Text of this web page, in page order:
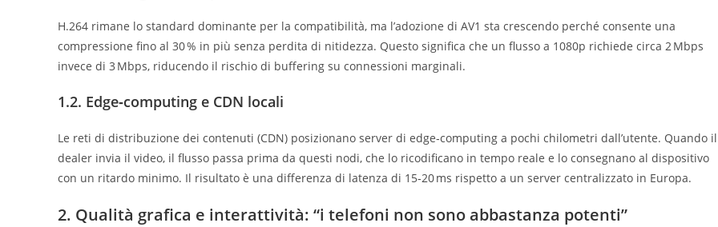
H.264 rimane lo standard dominante per la compatibilità, ma l’adozione di AV1 sta crescendo perché consente una
compressione fino al 30 % in più senza perdita di nitidezza. Questo significa che un flusso a 1080p richiede circa 2 Mbps
invece di 3 Mbps, riducendo il rischio di buffering su connessioni marginali.
1.2. Edge‑computing e CDN locali
Le reti di distribuzione dei contenuti (CDN) posizionano server di edge‑computing a pochi chilometri dall’utente. Quando il
dealer invia il video, il flusso passa prima da questi nodi, che lo ricodificano in tempo reale e lo consegnano al dispositivo
con un ritardo minimo. Il risultato è una differenza di latenza di 15‑20 ms rispetto a un server centralizzato in Europa.
2. Qualità grafica e interattività: “i telefoni non sono abbastanza potenti”